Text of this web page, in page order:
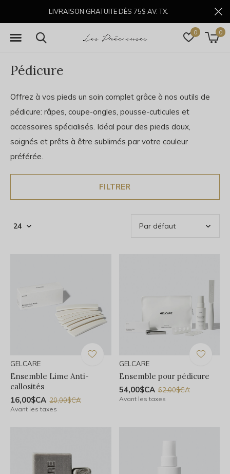
0 0
LIVRAISON GRATUITE DÈS 75$ AV. TX.
Pédicure
Offrez à vos pieds un soin complet grâce à nos outils de
pédicure: râpes, coupe-ongles, pousse-cuticules et
accessoires spécialisés. Idéal pour des pieds doux,
soignés et prêts à être sublimés par votre couleur
préférée.
FILTRER
GELCARE
Ensemble Lime Anti-
callosités
16,00$CA 20,00$CA
Avant les taxes
GELCARE
Ensemble pour pédicure
54,00$CA 62,00$CA
Avant les taxes